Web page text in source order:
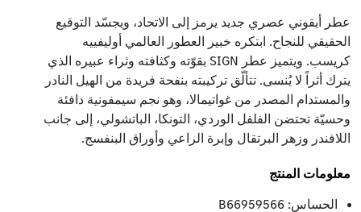
عطر أيقوني عصري جديد يرمز إلى الاتحاد، ويجسّد التوقيع
الحقيقي للنجاح. ابتكره خبير العطور العالمي أوليفييه
كريسب. ويتميز عطر SIGN بقوّته وكثافته وثراء عبيره الذي
يترك أثراً لا يُنسى. تتألّق تركيبته بنفحة فريدة من الهيل النادر
والمستدام المصدر من غواتيمالا، وهو نجم سيمفونية دافئة
وحسيّة تحتضن الفلفل الوردي، التونكا، الباتشولي، إلى جانب
اللافندر وزهر البرتقال وإبرة الراعي وأوراق البنفسج.
معلومات المنتج
الحساس: B66959566